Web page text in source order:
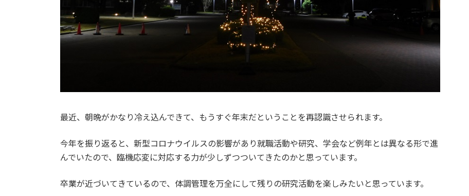
最近、朝晩がかなり冷え込んできて、もうすぐ年末だということを再認識させられます。
今年を振り返ると、新型コロナウイルスの影響があり就職活動や研究、学会など例年とは異なる形で進
んでいたので、臨機応変に対応する力が少しずつついてきたのかと思っています。
卒業が近づいてきているので、体調管理を万全にして残りの研究活動を楽しみたいと思っています。